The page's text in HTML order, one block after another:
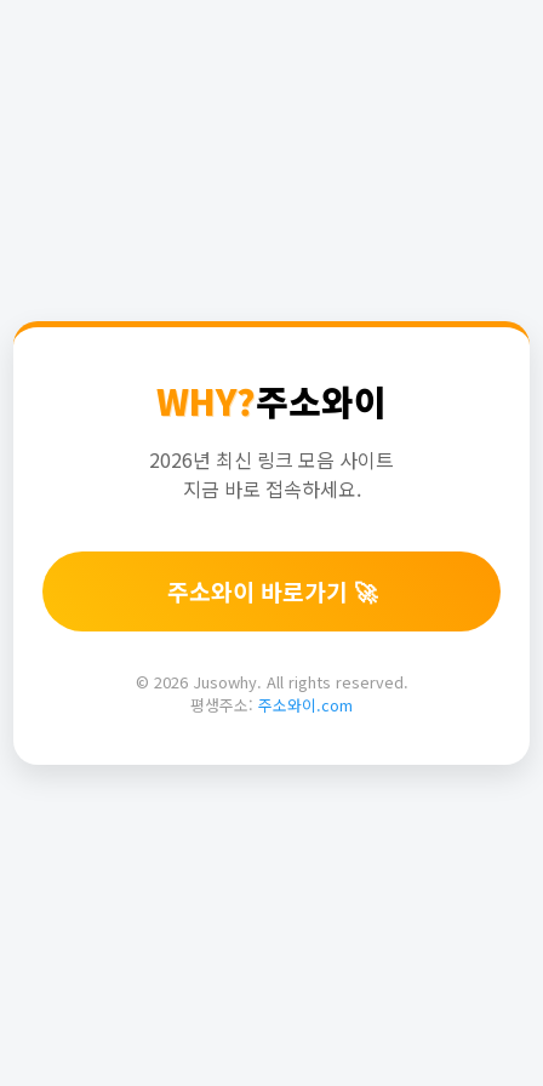
WHY?주소와이
2026년 최신 링크 모음 사이트
지금 바로 접속하세요.
주소와이 바로가기 🚀
© 2026 Jusowhy. All rights reserved.
평생주소: 주소와이.com